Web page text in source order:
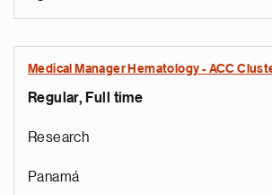
Medical Manager Hematology - ACC
Regular, Full time
Research
Panamá